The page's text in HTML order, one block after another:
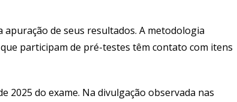
apuração de seus resultados. A metodologia
participam de pré-testes têm contato com itens
2025 do exame. Na divulgação observada nas